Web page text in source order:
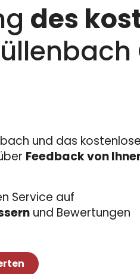
des
und das kostenlose
Feedback von
Service auf
und Bewertungen